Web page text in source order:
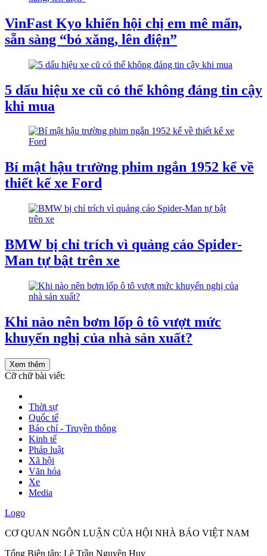
VinFast Kyo khiến hội chị em mê mẩn,
sẵn sàng “bỏ xăng, lên điện”
5 dấu hiệu xe cũ có thể không đáng tin cậy
khi mua
Bí mật hậu trường phim ngắn 1952 kể về
thiết kế xe Ford
BMW bị chỉ trích vì quảng cáo Spider-
Man tự bật trên xe
Khi nào nên bơm lốp ô tô vượt mức
khuyến nghị của nhà sản xuất?
Xem thêm
Cỡ chữ bài viết:
Thời sự
Quốc tế
Báo chí - Truyền thông
Kinh tế
Pháp luật
Xã hội
Văn hóa
Xe
Media
Logo
CƠ QUAN NGÔN LUẬN CỦA HỘI NHÀ BÁO VIỆT NAM
Tổng Biên tập: Lê Trần Nguyên Huy